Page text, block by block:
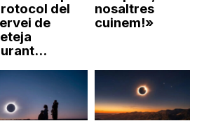
del
de
nosaltres
cuinem!»